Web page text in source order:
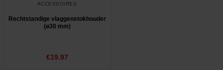
ACCESSOIRES
Rechtstandige vlaggenstokhouder
(ø30 mm)
Gewaardeerd
€19.97